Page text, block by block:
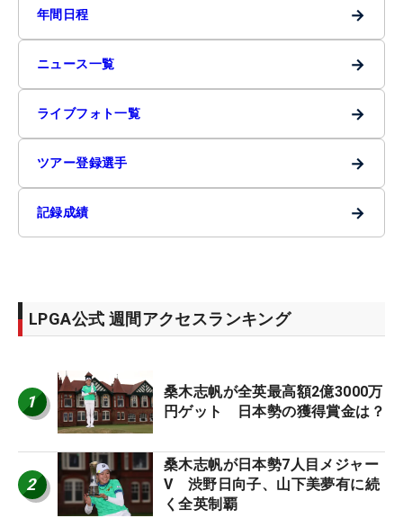
年間日程 →
ニュース一覧 →
ライブフォト一覧 →
ツアー登録選手 →
記録成績 →
LPGA公式 週間アクセスランキング
1
桑木志帆が全英最高額2億3000万
円ゲット 日本勢の獲得賞金は？
2
桑木志帆が日本勢7人目メジャー
V 渋野日向子、山下美夢有に続
く全英制覇